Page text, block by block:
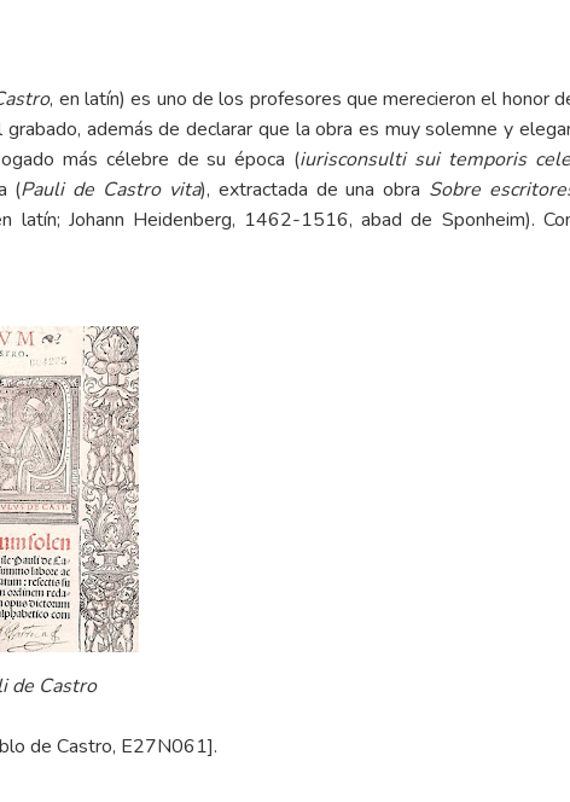
, en latín) es uno de los profesores que merecieron el honor
además de declarar que la obra es muy solemne y
más célebre de su época (iurisconsulti sui temporis
(Pauli de Castro vita), extractada de una obra Sobre
latín; Johann Heidenberg, 1462-1516, abad de Sponheim).
de Castro
de Castro, E27N061].